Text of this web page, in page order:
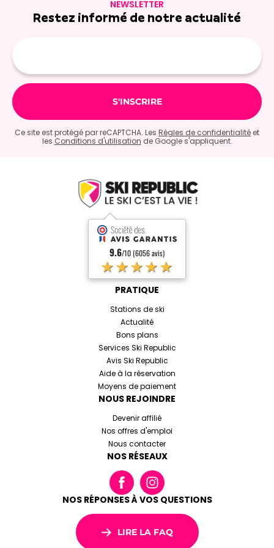
pleinement de vos vacances à Arc 1950 !
NEWSLETTER
Restez informé de notre actualité
mail
Ce site est protégé par reCAPTCHA. Les Règles de confidentialité et
les Conditions d'utilisation de Google s'appliquent.
9.6/10 (6056 avis)
★★★★★
PRATIQUE
Stations de ski
Actualité
Bons plans
Services Ski Republic
Avis Ski Republic
Aide à la réservation
Moyens de paiement
NOUS REJOINDRE
Devenir affilié
Nos offres d'emploi
Nous contacter
NOS RÉSEAUX
NOS RÉPONSES À VOS QUESTIONS
LIRE LA FAQ